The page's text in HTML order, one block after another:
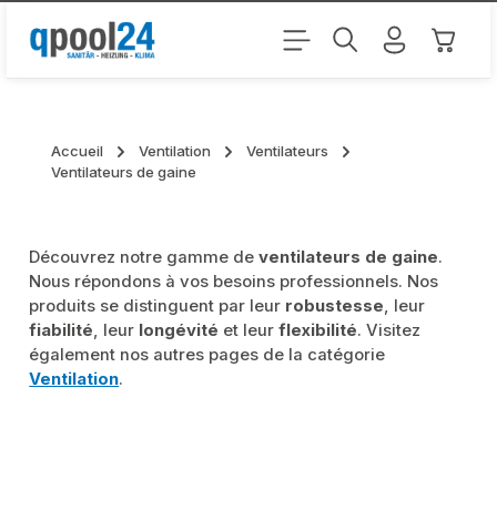
Passer au contenu principal Le
Accueil Ventilation
Ventilateurs
Ventilateurs de gaine
Découvrez notre gamme deventilateurs de gaine.
Nous répondons à vos besoins professionnels. Nos
produits se distinguent par leur robustesse, leur
fiabilité, leur longévité et leurflexibilité. Visitez
également nos autres pages de la catégorie
Ventilation.